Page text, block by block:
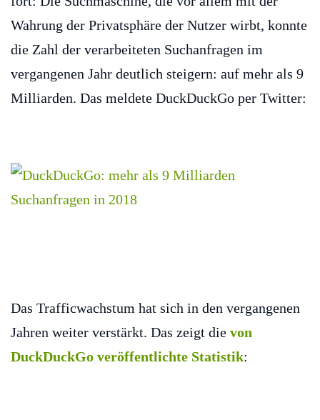
Wahrung der Privatsphäre der Nutzer wirbt, konnte
die Zahl der verarbeiteten Suchanfragen im
vergangenen Jahr deutlich steigern: auf mehr als 9
Milliarden. Das meldete DuckDuckGo per Twitter:
Das Trafficwachstum hat sich in den vergangenen
Jahren weiter verstärkt. Das zeigt die von
DuckDuckGo veröffentlichte Statistik: